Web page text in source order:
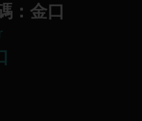
：金口
r